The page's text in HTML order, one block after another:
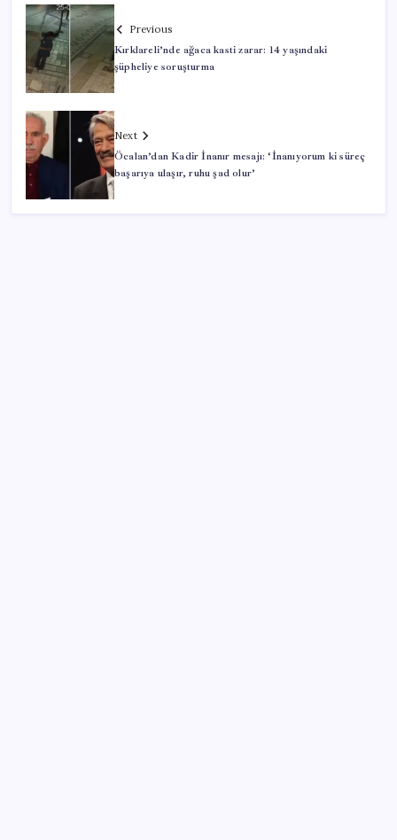
Previous
Kırklareli’nde ağaca kasti zarar: 14 yaşındaki
şüpheliye soruşturma
Next
Öcalan’dan Kadir İnanır mesajı: ‘İnanıyorum ki süreç
başarıya ulaşır, ruhu şad olur’